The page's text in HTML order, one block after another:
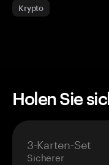
Krypto
Holen Sie
3-Karten-Set
Sicherer